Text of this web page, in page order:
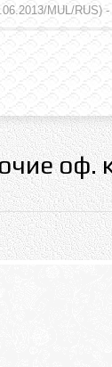
MUL/RUS)
оф.